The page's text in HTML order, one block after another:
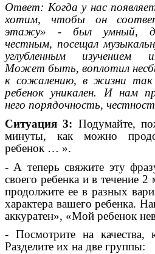
Ответ: Когда у нас
хотим, чтобы он
этажу» - был умный,
честным, посещал
углубленным изучением
Может быть, воплотил
к сожалению, в жизни
ребенок уникален. И нам
него порядочность,
Ситуация 3: Подумайте,
минуты, как можно
ребенок … ».
- А теперь свяжите эту
своего ребенка и в течение
продолжите ее в разных
характера вашего ребенка.
аккуратен», «Мой ребенок
- Посмотрите на качества,
Разделите их на две группы: